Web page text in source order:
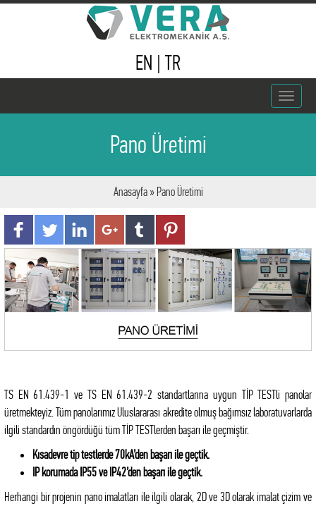
EN | TR
Toggle
Pano Üretimi
Anasayfa » Pano Üretimi
TS EN 61.439-1 ve TS EN 61.439-2 standartlarına uygun TİP TESTli panolar
üretmekteyiz. Tüm panolarımız Uluslararası akredite olmuş bağımsız laboratuvarlarda
ilgili standardın öngördüğü tüm TİP TESTlerden başarı ile geçmiştir.
Kısadevre tip testlerde 70kA’den başarı ile geçtik.
IP korumada IP55 ve IP42’den başarı ile geçtik.
Herhangi bir projenin pano imalatları ile ilgili olarak, 2D ve 3D olarak imalat çizim ve